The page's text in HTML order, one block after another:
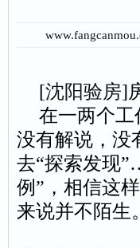
[沈阳验房]
在一两个
没有解说，没
去“探索发现
例”，相信这
来说并不陌生。